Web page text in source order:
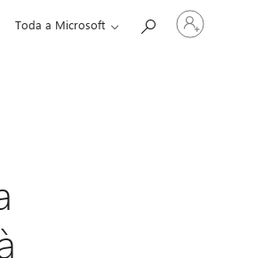
Toda a Microsoft
Iniciar
sessão